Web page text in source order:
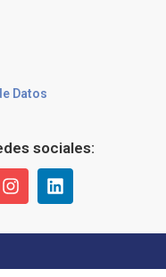
Datos
sociales: